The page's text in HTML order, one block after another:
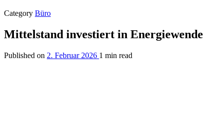
Category Büro
Mittelstand investiert in Energiewende
Published on 2. Februar 2026 1 min read